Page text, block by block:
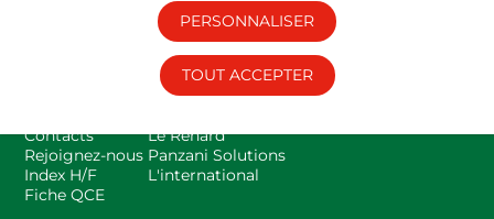
PERSONNALISER
TOUT ACCEPTER
Contacts
Rejoignez-nous
Index H/F
Fiche QCE
SITES DU GROUPE
Panzani
Le Renard
Panzani Solutions
L'international